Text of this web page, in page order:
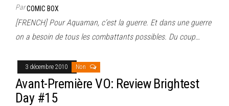
ParCOMIC BOX
[FRENCH] Pour Aquaman, c’est la guerre. Et dans une guerre
on a besoin de tous les combattants possibles. Du coup…
3 décembre 2010 Non
Avant-Première VO: Review Brightest
Day #15